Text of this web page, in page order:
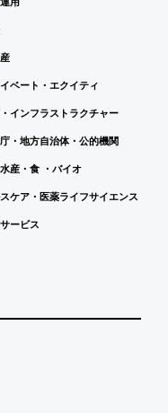
ベート・エクイティ
インフラストラクチャー
・地方自治体・公的機関
産・食 ・バイオ
ケア・医薬ライフサイエンス
ービス